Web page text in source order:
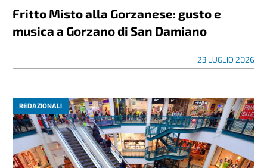
Fritto Misto alla Gorzanese: gusto e
musica a Gorzano di San Damiano
23 LUGLIO 2026
REDAZIONALI